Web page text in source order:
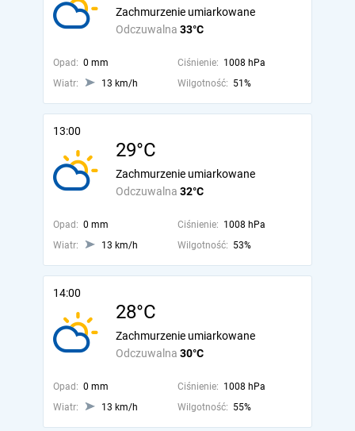
Odczuwalna 33°C
Zachmurzenie umiarkowane
Opad: 0 mm Ciśnienie: 1008 hPa
Wiatr:
13 km/h Wilgotność: 51%
13:00
29°C
Odczuwalna 32°C
Zachmurzenie umiarkowane
Opad: 0 mm Ciśnienie: 1008 hPa
Wiatr:
13 km/h Wilgotność: 53%
14:00
28°C
Odczuwalna 30°C
Zachmurzenie umiarkowane
Opad: 0 mm Ciśnienie: 1008 hPa
Wiatr:
13 km/h Wilgotność: 55%